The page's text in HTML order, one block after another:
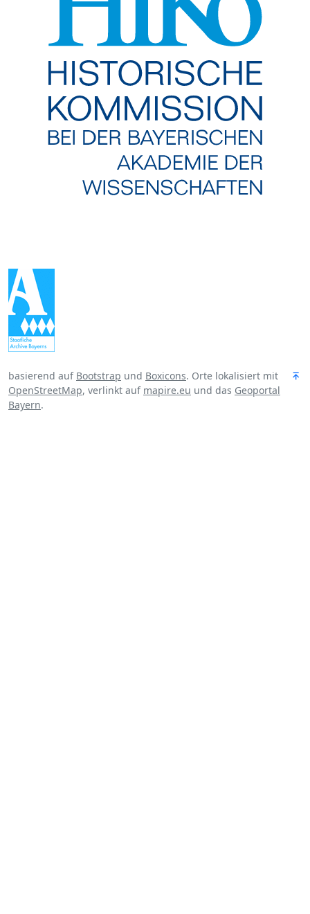
basierend auf Bootstrap und Boxicons. Orte lokalisiert mit
OpenStreetMap, verlinkt auf mapire.eu und das Geoportal
Bayern.